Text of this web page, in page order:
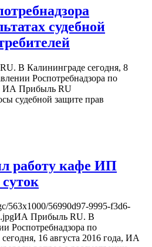
судебной
В Калининграде сегодня, 8
Роспотребнадзора по
ИА Прибыль RU
судебной защите прав
работу кафе ИП
563x1000/56990d97-9995-f3d6-
Прибыль RU. В
Роспотребнадзора по
16 августа 2016 года, ИА